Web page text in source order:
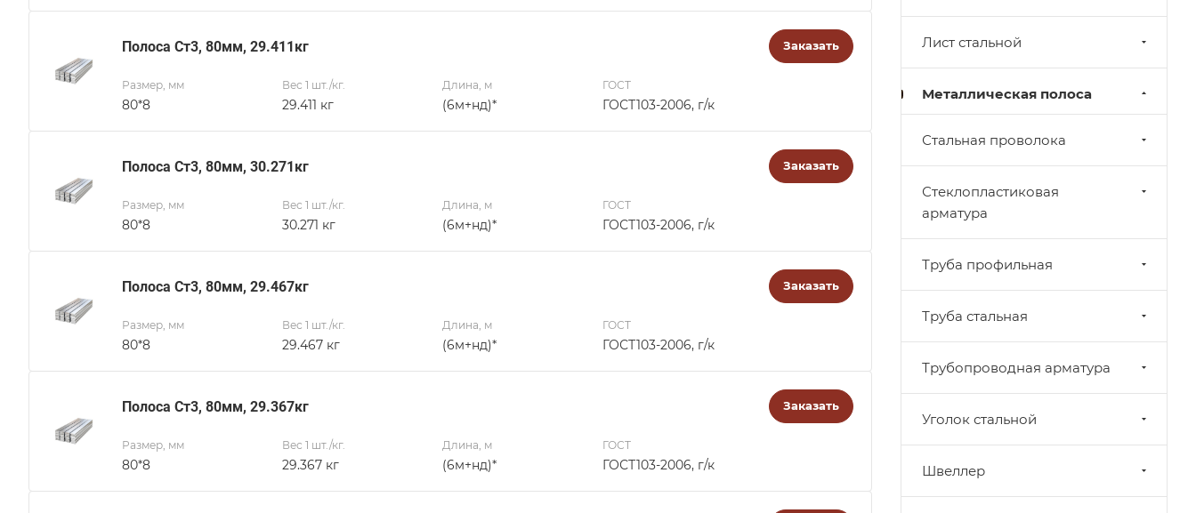
Полоса Ст3, 80мм, 29.411кг Заказать
Размер, мм
80*8
Вес 1 шт./кг.
29.411 кг
Длина, м
(6м+нд)*
ГОСТ
ГОСТ103-2006, г/к
Полоса Ст3, 80мм, 30.271кг Заказать
Размер, мм
80*8
Вес 1 шт./кг.
30.271 кг
Длина, м
(6м+нд)*
ГОСТ
ГОСТ103-2006, г/к
Полоса Ст3, 80мм, 29.467кг Заказать
Размер, мм
80*8
Вес 1 шт./кг.
29.467 кг
Длина, м
(6м+нд)*
ГОСТ
ГОСТ103-2006, г/к
Полоса Ст3, 80мм, 29.367кг Заказать
Размер, мм
80*8
Вес 1 шт./кг.
29.367 кг
Длина, м
(6м+нд)*
ГОСТ
ГОСТ103-2006, г/к
Лист стальной
Металлическая полоса
Стальная проволока
Стеклопластиковая
арматура
Труба профильная
Труба стальная
Трубопроводная арматура
Уголок стальной
Швеллер